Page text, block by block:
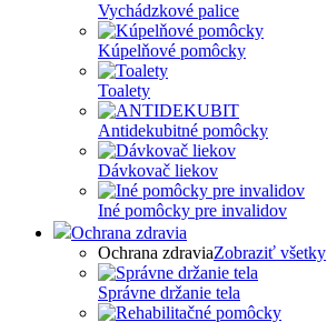
Vychádzkové palice
Kúpelňové pomôcky
Toalety
Antidekubitné pomôcky
Dávkovač liekov
Iné pomôcky pre invalidov
Ochrana zdravia
Ochrana zdraviaZobraziť všetky
Správne držanie tela